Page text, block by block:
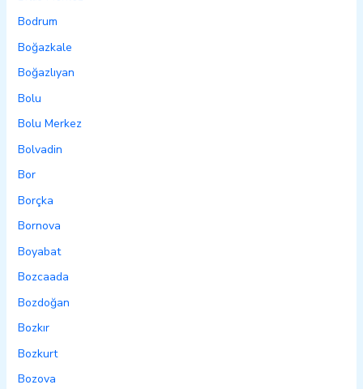
Bodrum
Boğazkale
Boğazlıyan
Bolu
Bolu Merkez
Bolvadin
Bor
Borçka
Bornova
Boyabat
Bozcaada
Bozdoğan
Bozkır
Bozkurt
Bozova